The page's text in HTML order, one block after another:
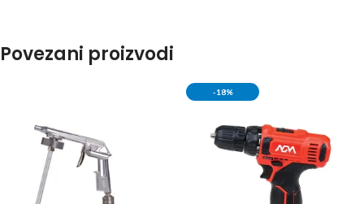
Povezani proizvodi
-18%